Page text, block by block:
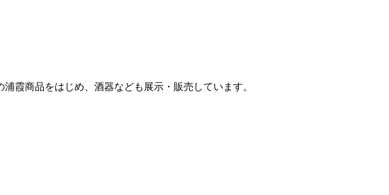
霞商品をはじめ、酒器なども展示・販売しています。